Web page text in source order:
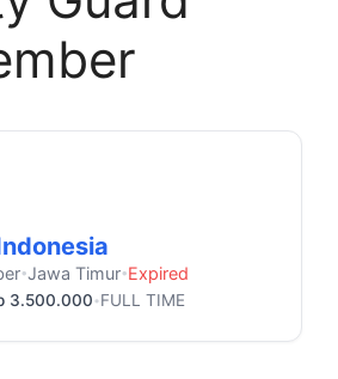
•Jawa Timur•Expired
3.500.000 •FULL TIME